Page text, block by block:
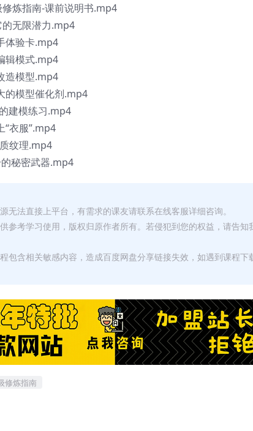
炼指南-课前说明书.mp4
无限潜力.mp4
体验卡.mp4
辑模式.mp4
造模型.mp4
的模型催化剂.mp4
建模练习.mp4
“衣服”.mp4
纹理.mp4
秘密武器.mp4
无法直接上平台，有需求的课友请联系在线客服详细咨询。
参考学习使用，版权归原作者所有。若侵犯到您的权益，请告
包含相关敏感内容，造成百度网盘分享链接失效，如遇到课程
修炼指南